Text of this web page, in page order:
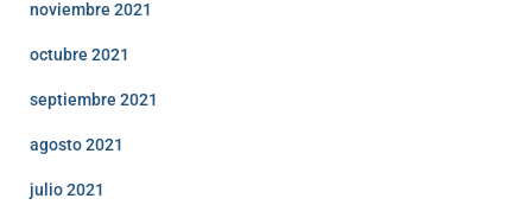
noviembre 2021
octubre 2021
septiembre 2021
agosto 2021
julio 2021